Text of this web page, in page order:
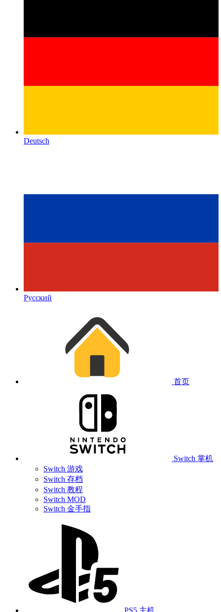
Deutsch
Русский
首页
Switch 掌机
Switch 游戏
Switch 存档
Switch 教程
Switch MOD
Switch 金手指